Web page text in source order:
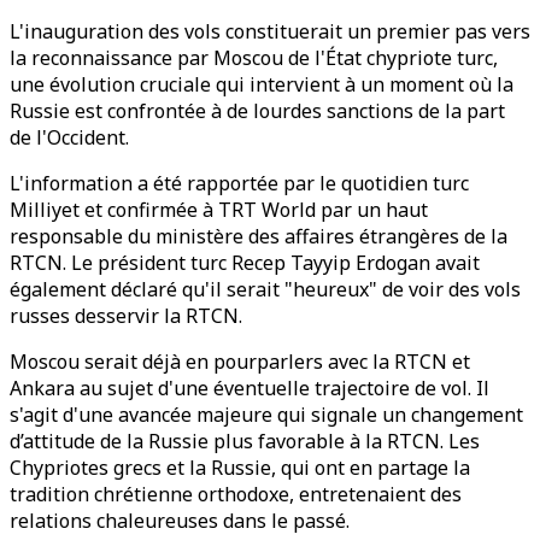
L'inauguration des vols constituerait un premier pas vers
la reconnaissance par Moscou de l'État chypriote turc,
une évolution cruciale qui intervient à un moment où la
Russie est confrontée à de lourdes sanctions de la part
de l'Occident.
L'information a été rapportée par le quotidien turc
Milliyet et confirmée à TRT World par un haut
responsable du ministère des affaires étrangères de la
RTCN. Le président turc Recep Tayyip Erdogan avait
également déclaré qu'il serait "heureux" de voir des vols
russes desservir la RTCN.
Moscou serait déjà en pourparlers avec la RTCN et
Ankara au sujet d'une éventuelle trajectoire de vol. Il
s'agit d'une avancée majeure qui signale un changement
d’attitude de la Russie plus favorable à la RTCN. Les
Chypriotes grecs et la Russie, qui ont en partage la
tradition chrétienne orthodoxe, entretenaient des
relations chaleureuses dans le passé.